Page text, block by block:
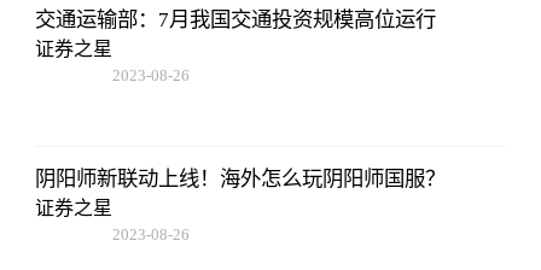
交通运输部：7月我国交通投资规模高位运行
证券之星
2023-08-26
阴阳师新联动上线！海外怎么玩阴阳师国服？
证券之星
2023-08-26